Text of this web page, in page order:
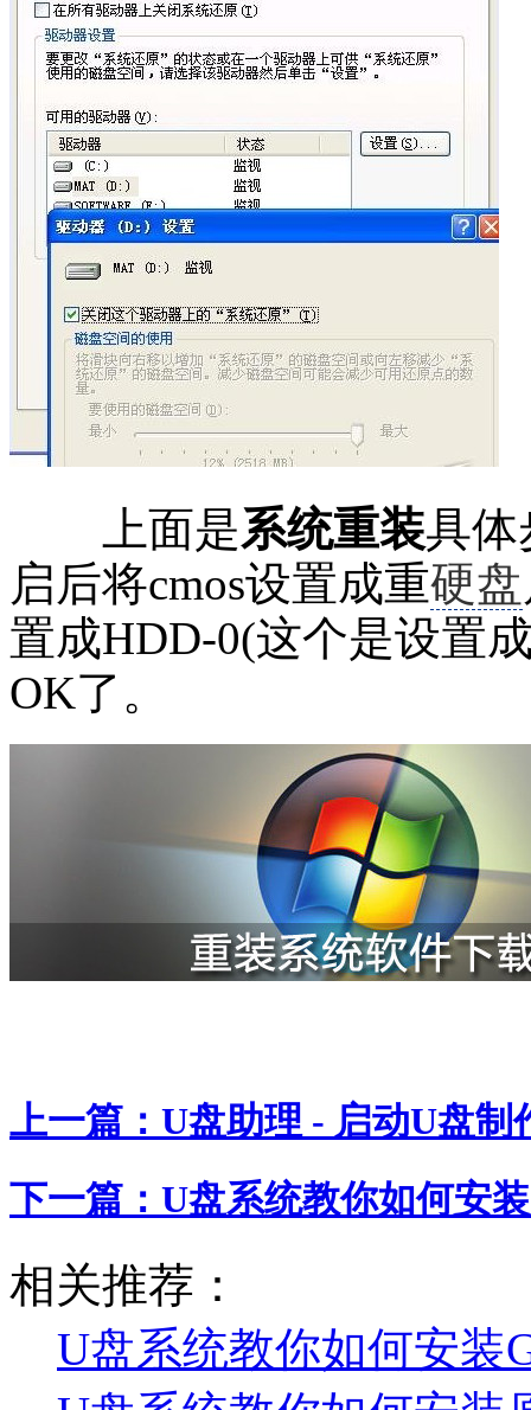
上面是系统重装具体
启后将cmos设置成重硬盘
置成HDD-0(这个是设置
OK了。
上一篇： U盘助理 - 启动U盘制
下一篇： U盘系统教你如何安
相关推荐：
U盘系统教你如何安装